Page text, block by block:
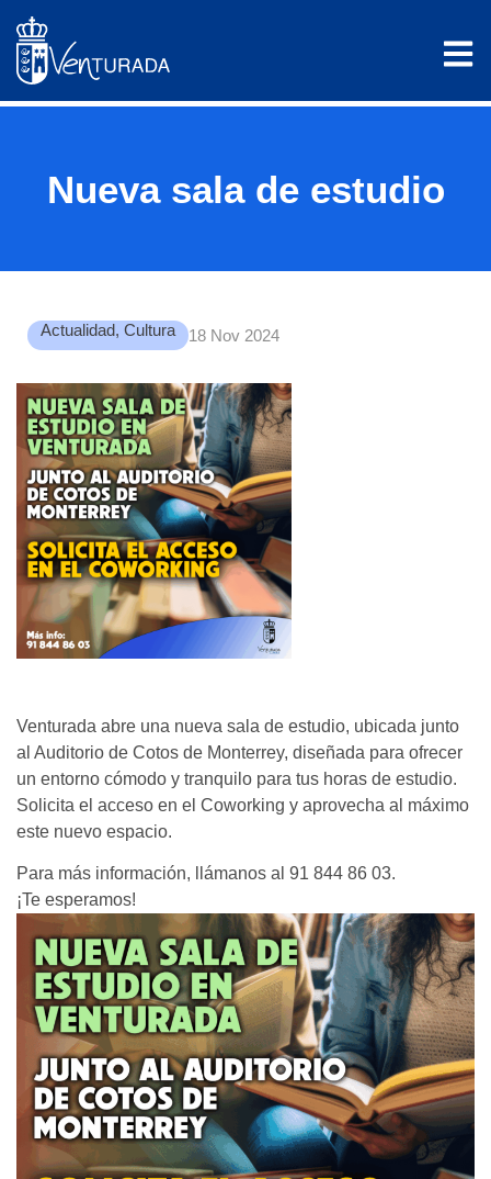
Nueva sala de estudio
Actualidad, Cultura 18 Nov 2024
Venturada abre una nueva sala de estudio, ubicada junto
al Auditorio de Cotos de Monterrey, diseñada para ofrecer
un entorno cómodo y tranquilo para tus horas de estudio.
Solicita el acceso en el Coworking y aprovecha al máximo
este nuevo espacio.
Para más información, llámanos al 91 844 86 03.
¡Te esperamos!